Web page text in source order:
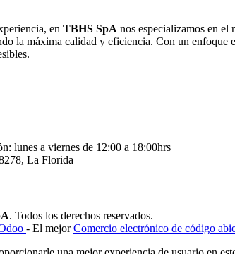
en TBHS SpA nos especializamos en
la máxima calidad y eficiencia. Con un
lunes a viernes de 12:00 a 18:00hrs
La Florida
. Todos los derechos reservados.
- El mejorComercio electrónico de código